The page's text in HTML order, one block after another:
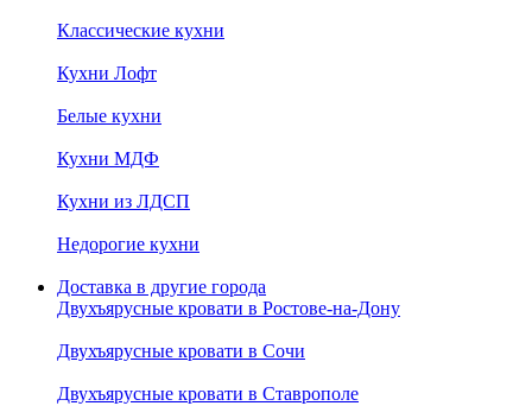
Классические кухни
Кухни Лофт
Белые кухни
Кухни МДФ
Кухни из ЛДСП
Недорогие кухни
Доставка в другие города
Двухъярусные кровати в Ростове-на-Дону
Двухъярусные кровати в Сочи
Двухъярусные кровати в Ставрополе